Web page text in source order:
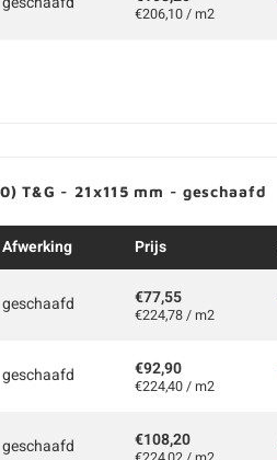
€206,10 / m2
T&G - 21x115 mm - geschaafd
Afwerking Prijs
geschaafd €77,55
€224,78 / m2
geschaafd €92,90
€224,40 / m2
geschaafd €108,20